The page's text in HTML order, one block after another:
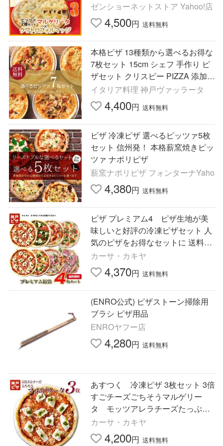
ゼンショーネットストア Yahoo!店
4,500円 送料無料
本格ピザ 13種類から選べるお得な
7枚セット 15cm シェフ 手作り ピ
ザセット クリスピー PIZZA 添加物
不使用 サラミ除く 送料無料 爆買
イタリア料理 神戸ヴァッラータ
4,400円 送料無料
ピザ 冷凍ピザ 選べるピッツァ5枚
セット 信州発！ 本格薪窯焼きピッ
ツァ ナポリピザ
薪窯ナポリピザ フォンターナYaho
4,380円 送料無料
ピザ プレミアム4 ピザ生地が美
味しいと好評の冷凍ピザセット 人
気のピザをお得なセットに 送料無
料 トースターで簡単調理 ご自宅で
本格イタリアン
カーサ・カキヤ
4,370円 送料無料
(ENRO公式) ピザストーン掃除用
ブラシ ピザ用品
ENROヤフー店
4,280円 送料無料
あすつく 冷凍ピザ 3枚セット 3倍
すごチーズごちそうマルゲリー
タ モッツアレラチーズたっぷり
の人気ピザ
カーサ・カキヤ
4,200円 送料無料